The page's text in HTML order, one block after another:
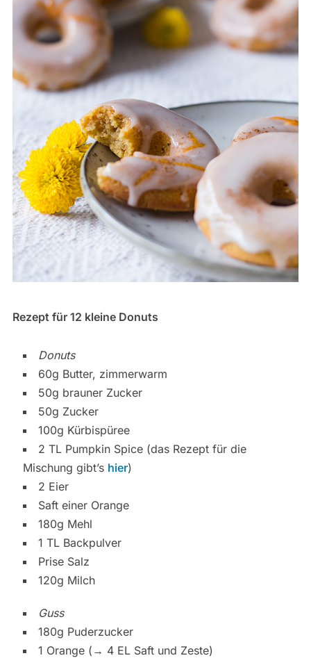
Rezept für 12 kleine Donuts
Donuts
60g Butter, zimmerwarm
50g brauner Zucker
50g Zucker
100g Kürbispüree
2 TL Pumpkin Spice (das Rezept für die
Mischung gibt’s hier)
2 Eier
Saft einer Orange
180g Mehl
1 TL Backpulver
Prise Salz
120g Milch
Guss
180g Puderzucker
1 Orange (→ 4 EL Saft und Zeste)